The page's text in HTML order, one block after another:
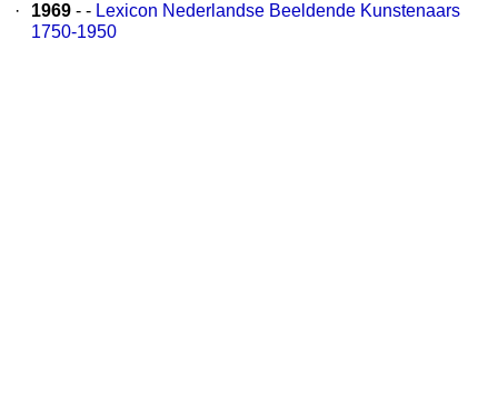
·
1969 - - Lexicon Nederlandse Beeldende Kunstenaars
1750-1950